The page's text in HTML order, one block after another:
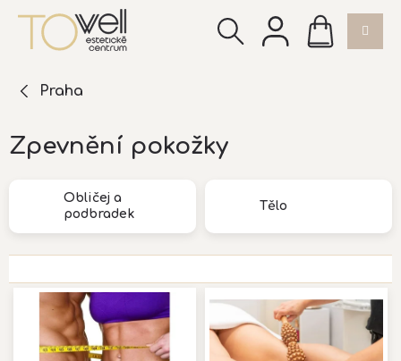
obsah
NÁKUPNÍ
KOŠÍK
Praha
Zpevnění pokožky
Obličej a
podbradek
Tělo